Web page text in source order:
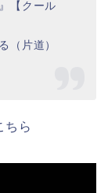
【クール
（片道）
ちら